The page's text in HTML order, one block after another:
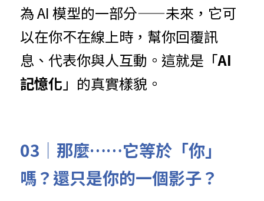
為 AI 模型的一部分——未來，它可
以在你不在線上時，幫你回覆訊
息、代表你與人互動。這就是「AI
記憶化 」的真實樣貌。
03｜那麼……它等於「你」
嗎？還只是你的一個影子？